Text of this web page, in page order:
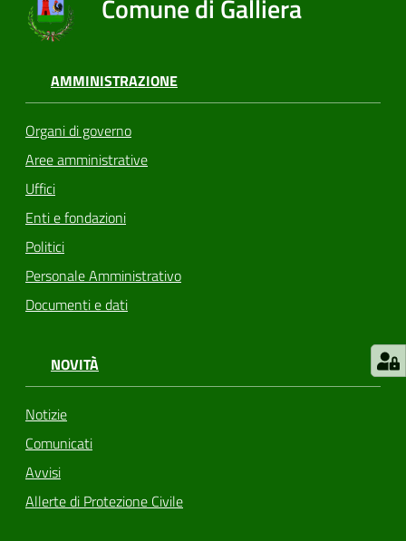
Comune di Galliera
AMMINISTRAZIONE
Organi di governo
Aree amministrative
Uffici
Enti e fondazioni
Politici
Personale Amministrativo
Documenti e dati
NOVITÀ
Notizie
Comunicati
Avvisi
Allerte di Protezione Civile